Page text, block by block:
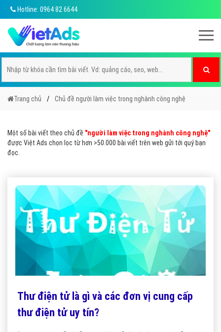
Hotline: 0964 82 6644
Trang chủ Chủ đề người làm việc trong nghành công nghệ
Một số bài viết theo chủ đề "người làm việc trong nghành công nghệ"
được Việt Ads chọn lọc từ hơn >50.000 bài viết trên web gửi tới quý bạn
đọc.
Thư điện tử là gì và các đơn vị cung cấp
thư điện tử uy tín?